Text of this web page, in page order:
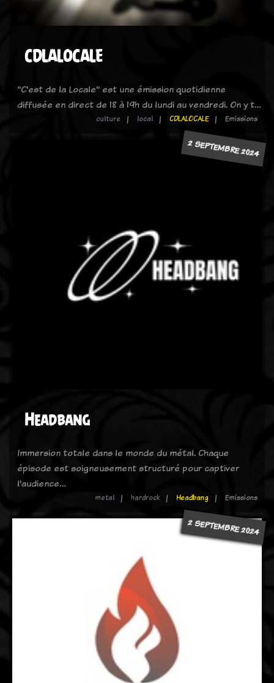
CDLALOCALE
"C'est de la Locale" est une émission quotidienne
diffusée en direct de 18 à 19h du lundi au vendredi. On y t…
culture local CDLALOCALE Emissions
2 SEPTEMBRE 2024
Headbang
Immersion totale dans le monde du métal. Chaque
épisode est soigneusement structuré pour captiver
l'audience…
metal hardrock Headbang Emissions
2 SEPTEMBRE 2024